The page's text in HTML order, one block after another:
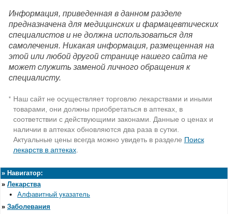
Информация, приведенная в данном разделе
предназначена для медицинских и фармацевтических
специалистов и не должна использоваться для
самолечения. Никакая информация, размещенная на
этой или любой другой странице нашего сайта не
может служить заменой личного обращения к
специалисту.
* Наш сайт не осуществляет торговлю лекарствами и иными
товарами, они должны приобретаться в аптеках, в
соответствии с действующими законами. Данные о ценах и
наличии в аптеках обновляются два раза в сутки.
Актуальные цены всегда можно увидеть в разделе Поиск
лекарств в аптеках.
» Навигатор:
» Лекарства
Алфавитный указатель
» Заболевания